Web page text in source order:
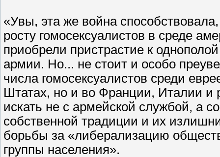
«Увы, эта же война
росту гомосексуалистов в среде
приобрели пристрастие к
армии. Но... не стоит и особо
числа гомосексуалистов среди
Штатах, но и во Франции, Италии и
искать не с армейской службой, а
собственной традиции и их
борьбы за «либерализацию
группы населения».